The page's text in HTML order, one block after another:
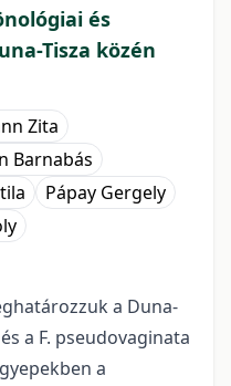
és
Tisza közén
Zita
Barnabás
Pápay Gergely
a Duna-
a F. pseudovaginata
a